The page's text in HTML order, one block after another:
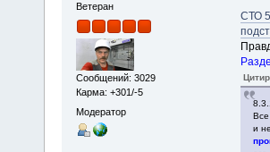
Ветеран
Сообщений: 3029
Карма: +301/-5
Модератор
СТО
Все
и